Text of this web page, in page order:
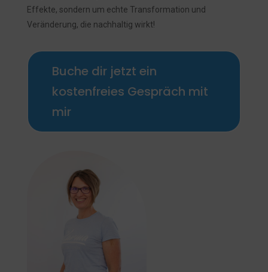
Effekte, sondern um echte Transformation und
Veränderung, die nachhaltig wirkt!
Buche dir jetzt ein
kostenfreies Gespräch mit
mir